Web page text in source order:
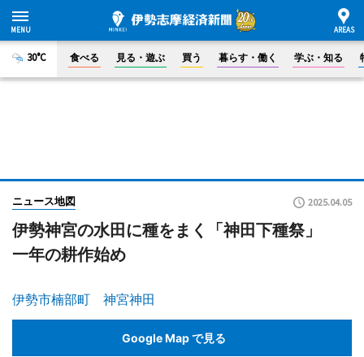
30°C 食べる 見る・遊ぶ 買う 暮らす・働く 学ぶ・知る
ニュース地図 2025.04.05
伊勢神宮の水田に種をまく「神田下種祭」
一年の耕作始め
伊勢市楠部町 神宮神田
Google Map で見る